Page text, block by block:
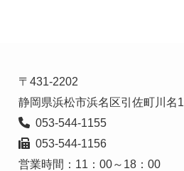
〒431-2202
  053-544-1155
  053-544-1156
営業時間：11：00～18：00